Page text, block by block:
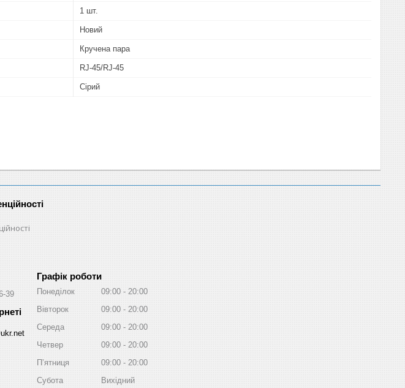
1 шт.
Новий
Кручена пара
RJ-45/RJ-45
Сірий
39
Графік роботи
Понеділок 09:00
20:00
Вівторок
09:00
20:00
Середа
09:00
20:00
Четвер
09:00
20:00
Пʼятниця
09:00
20:00
Субота
Вихідний